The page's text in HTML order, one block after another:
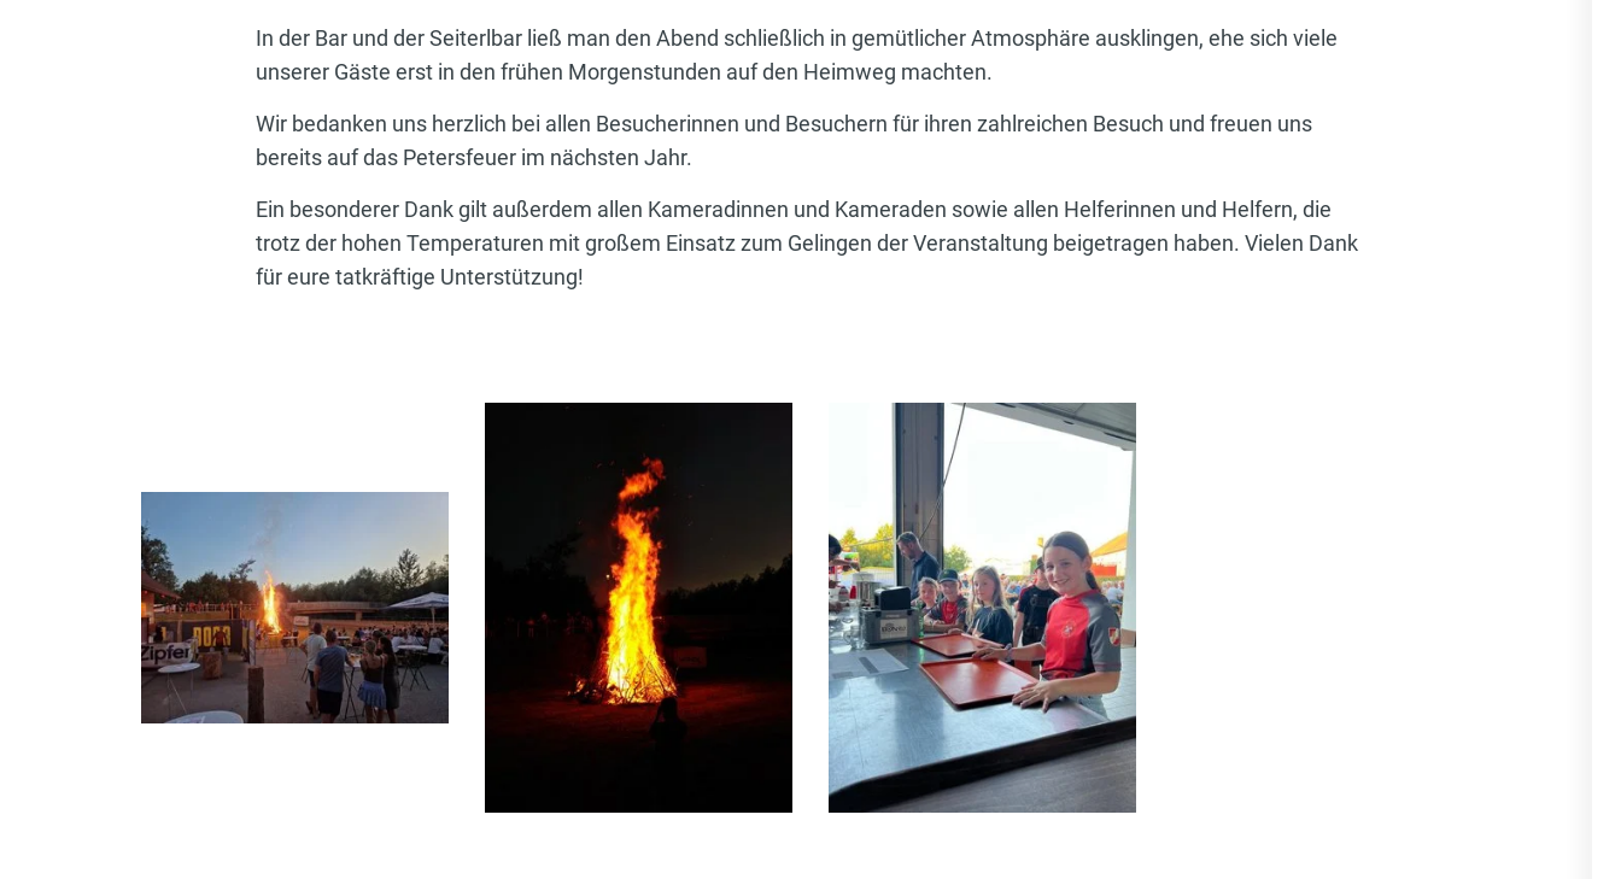
In der Bar und der Seiterlbar ließ man den Abend schließlich in gemütlicher Atmosphäre ausklingen, ehe sich viele
unserer Gäste erst in den frühen Morgenstunden auf den Heimweg machten.
Wir bedanken uns herzlich bei allen Besucherinnen und Besuchern für ihren zahlreichen Besuch und freuen uns
bereits auf das Petersfeuer im nächsten Jahr.
Ein besonderer Dank gilt außerdem allen Kameradinnen und Kameraden sowie allen Helferinnen und Helfern, die
trotz der hohen Temperaturen mit großem Einsatz zum Gelingen der Veranstaltung beigetragen haben. Vielen Dank
für eure tatkräftige Unterstützung!